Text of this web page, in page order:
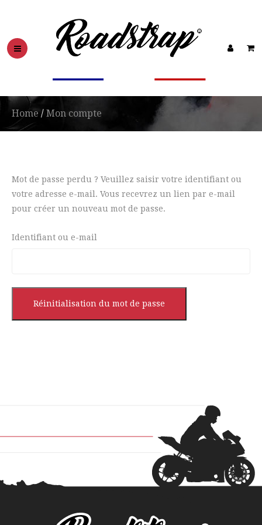
Home / Mon compte
Mot de passe perdu ? Veuillez saisir votre identifiant ou
votre adresse e-mail. Vous recevrez un lien par e-mail
pour créer un nouveau mot de passe.
Identifiant ou e-mail
Réinitialisation du mot de passe